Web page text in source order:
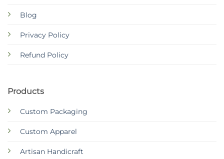
Blog
Privacy Policy
Refund Policy
Products
Custom Packaging
Custom Apparel
Artisan Handicraft